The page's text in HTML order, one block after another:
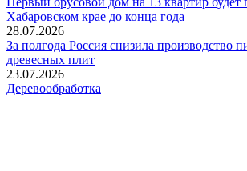
Хабаровском крае до конца года
28.07.2026
За полгода Россия снизила производство
древесных плит
23.07.2026
Деревообработка